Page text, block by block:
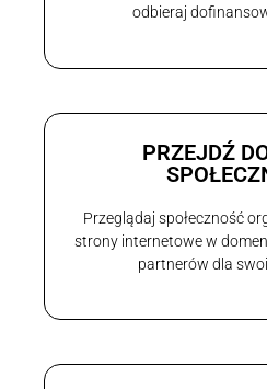
odbieraj
PRZEJDŹ
Przeglądaj społeczność
strony internetowe w
partnerów dla